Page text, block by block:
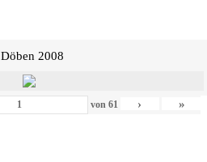
Döben 2008
von 61 › »